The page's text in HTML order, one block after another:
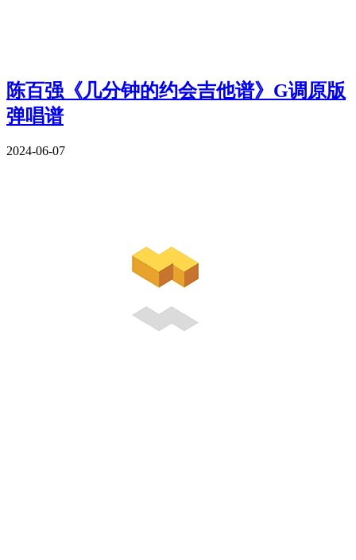
陈百强《几分钟的约会吉他谱》G调原版
弹唱谱
2024-06-07